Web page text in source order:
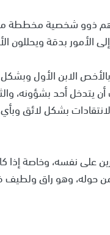
هم ذوو شخصية مخططة
بدقة ويحللون
الابن الأول
أن يتدخل أحد
بشكل لائق
على نفسه، وخاصة
وهو راق ولطيف